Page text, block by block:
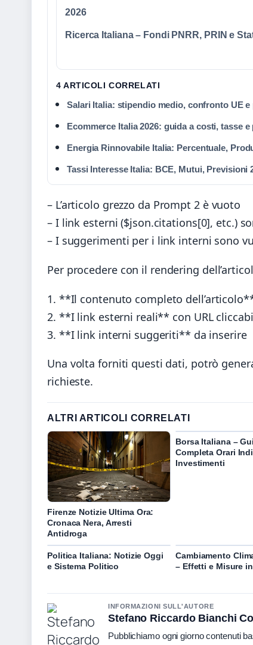
2026
Ricerca Italiana – Fondi PNRR, PRIN e
4 ARTICOLI CORRELATI
Salari Italia: stipendio medio, confronto UE e
Ecommerce Italia 2026: guida a costi, tasse
Energia Rinnovabile Italia: Percentuale,
Tassi Interesse Italia: BCE, Mutui, Previsioni
– L’articolo grezzo da Prompt 2 è vuoto
– I link esterni ($json.citations[0], etc.)
– I suggerimenti per i link interni sono
Per procedere con il rendering
1. **Il contenuto completo
2. **I link esterni reali** con URL
3. **I link interni suggeriti** da inserire
Una volta forniti questi dati, potrò
richieste.
ALTRI ARTICOLI CORRELATI
Firenze Notizie Ultima Ora:
Cronaca Nera, Arresti
Antidroga
Borsa Italiana –
Completa Orari
Investimenti
Politica Italiana: Notizie Oggi
e Sistema Politico
Cambiamento
– Effetti e Misure
INFORMAZIONI SULL'AUTORE
Stefano Riccardo Bianchi
Pubblichiamo ogni giorno contenuti